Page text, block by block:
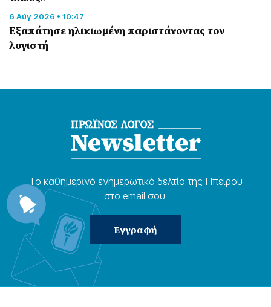
6 Αύγ 2026 • 10:47
Εξαπάτησε ηλικιωμένη παριστάνοντας τον
λογιστή
Το καθημερɩνό ενημερωτɩκό δελτίο της Ηπείρου
στο email σου.